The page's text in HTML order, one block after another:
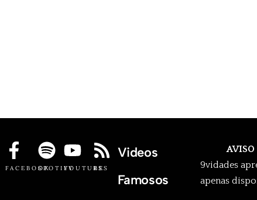
FACEBOOKSPOTIFYYOUTUBE
RSS
Videos
Famosos
AVISO
9vidades
apenas